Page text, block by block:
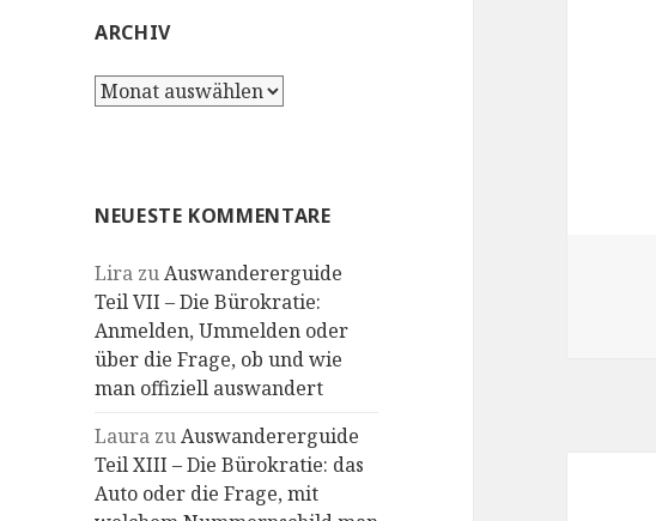
ARCHIV
Archiv
NEUESTE KOMMENTARE
Lira zuAuswandererguide
Teil VII – Die Bürokratie:
Anmelden, Ummelden oder
über die Frage, ob und wie
man offiziell auswandert
Laura zuAuswandererguide
Teil XIII – Die Bürokratie: das
Auto oder die Frage, mit